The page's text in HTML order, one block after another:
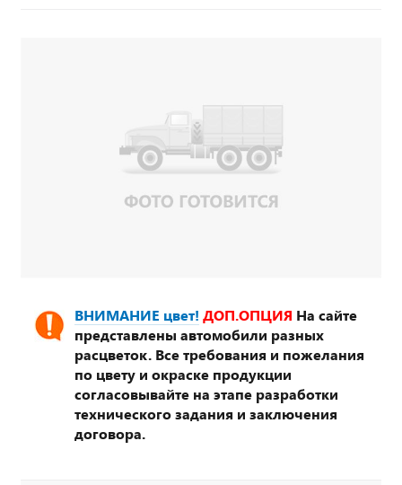
ВНИМАНИЕ цвет! ДОП.ОПЦИЯ На сайте
представлены автомобили разных
расцветок. Все требования и пожелания
по цвету и окраске продукции
согласовывайте на этапе разработки
технического задания и заключения
договора.